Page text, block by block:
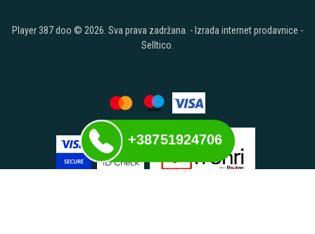
Player 387 doo © 2026. Sva prava zadržana. - Izrada internet prodavnice -
Selltico.
+38751924706